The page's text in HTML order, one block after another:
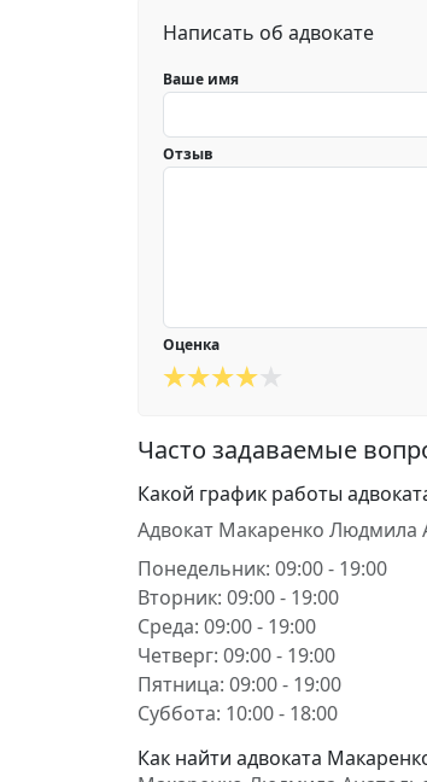
Написать об адвокате
Ваше имя
Отзыв
Оценка
Часто задаваемые
Какой график работы
Адвокат Макаренко Людмила
Понедельник: 09:00 - 19:00
Вторник: 09:00 - 19:00
Среда: 09:00 - 19:00
Четверг: 09:00 - 19:00
Пятница: 09:00 - 19:00
Суббота: 10:00 - 18:00
Как найти адвоката